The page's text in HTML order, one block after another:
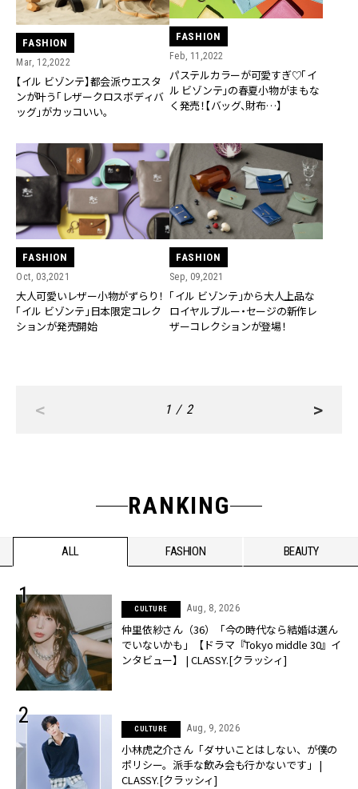
FASHION
Mar, 12,2022
【イル ビゾンテ】都会派ウエスタ
ンが叶う「レザークロスボディバ
ッグ」がカッコいい。
FASHION
Feb, 11,2022
パステルカラーが可愛すぎ♡「イ
ル ビゾンテ」の春夏小物がまもな
く発売！【バッグ、財布…】
FASHION
Oct, 03,2021
大人可愛いレザー小物がずらり！
「イル ビゾンテ」日本限定コレク
ションが発売開始
FASHION
Sep, 09,2021
「イル ビゾンテ」から大人上品な
ロイヤルブルー・セージの新作レ
ザーコレクションが登場！
< 1 / 2 >
RANKING
ALL FASHION BEAUTY
CULTURE Aug, 8, 2026
仲里依紗さん（36）「今の時代なら結婚は選ん
でいないかも」【ドラマ『Tokyo middle 30』イ
ンタビュー】 | CLASSY.[クラッシィ]
CULTURE Aug, 9, 2026
小林虎之介さん「ダサいことはしない、が僕の
ポリシー。派手な飲み会も行かないです」 |
CLASSY.[クラッシィ]